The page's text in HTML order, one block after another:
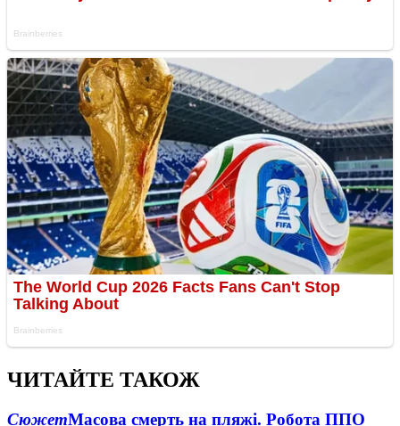
ЧИТАЙТЕ ТАКОЖ
СюжетМасова смерть на пляжі. Робота ППО